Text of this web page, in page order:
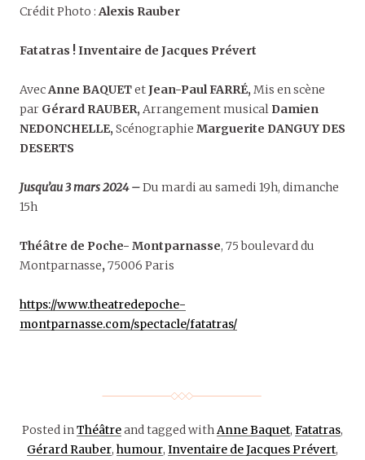
Crédit Photo :Alexis Rauber
Fatatras ! Inventaire de Jacques Prévert
AvecAnne BAQUETetJean-Paul FARRÉ, Mis en scène
par Gérard RAUBER, Arrangement musical Damien
NEDONCHELLE, Scénographie Marguerite DANGUY DES
DESERTS
Jusqu’au 3 mars 2024 –Du mardi au samedi 19h, dimanche
15h
Théâtre de Poche- Montparnasse, 75 boulevard du
Montparnasse, 75006 Paris
https://www.theatredepoche-
montparnasse.com/spectacle/fatatras/
Posted inThéâtreand tagged withAnne Baquet, Fatatras,
Gérard Rauber, humour, Inventaire de Jacques Prévert,